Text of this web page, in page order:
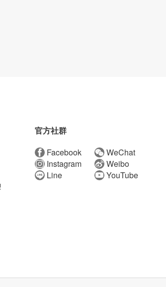
官方社群
Facebook
WeChat
Instagram
Weibo
Line
YouTube